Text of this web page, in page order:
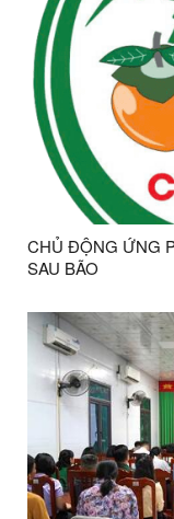
CHỦ ĐỘNG ỨNG
SAU BÃO